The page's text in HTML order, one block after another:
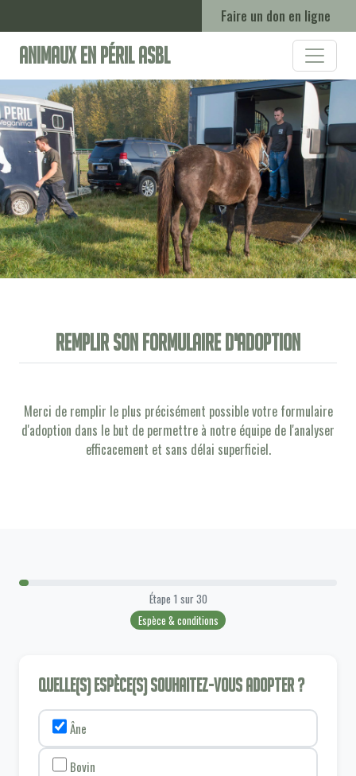
Faire un don en ligne
Animaux en Péril ASBL
Remplir son formulaire d'adoption
Merci de remplir le plus précisément possible votre formulaire
d'adoption dans le but de permettre à notre équipe de l'analyser
efficacement et sans délai superficiel.
Étape 1 sur30
Espèce & conditions
Quelle(s) espèce(s) souhaitez-vous adopter ?
Âne
Bovin